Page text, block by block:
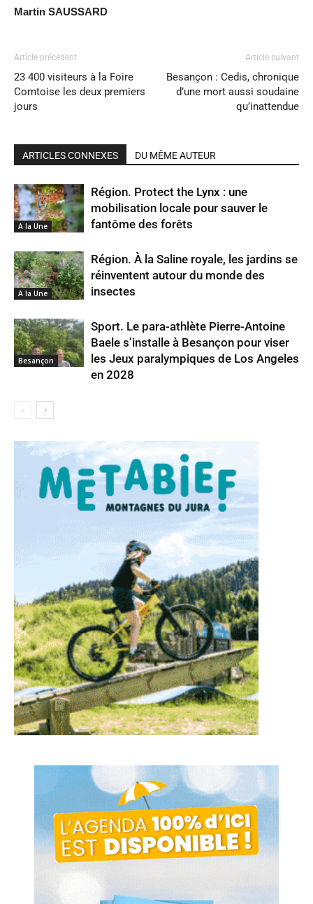
Martin SAUSSARD
Article précédent
23 400 visiteurs à la Foire
Comtoise les deux premiers
jours
Article suivant
Besançon : Cedis, chronique
d’une mort aussi soudaine
qu’inattendue
ARTICLES CONNEXES DU MÊME AUTEUR
A la Une
Région. Protect the Lynx : une
mobilisation locale pour sauver le
fantôme des forêts
A la Une
Région. À la Saline royale, les jardins se
réinventent autour du monde des
insectes
Besançon
Sport. Le para-athlète Pierre-Antoine
Baele s’installe à Besançon pour viser
les Jeux paralympiques de Los Angeles
en 2028